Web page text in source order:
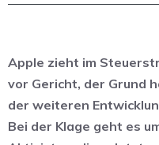
Apple zieht im
vor Gericht, der Grund
der weiteren
Bei der Klage geht es